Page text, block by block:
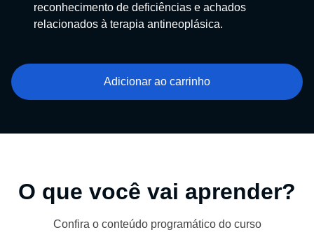
reconhecimento de deficiências e achados
relacionados à terapia antineoplásica.
Adicionar ao carrinho
O que você vai aprender?
Confira o conteúdo programático do curso